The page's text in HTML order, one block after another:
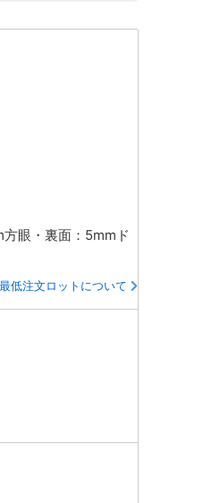
眼・裏面：5mmド
最低注文ロットについて